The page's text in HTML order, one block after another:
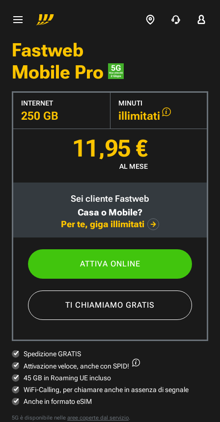
Fastweb
Mobile Pro
INTERNET
250 GB
MINUTI
illimitati
11,95 €
AL MESE
Sei cliente Fastweb
Casa o Mobile?
Per te, giga illimitati
ATTIVA ONLINE
TI CHIAMIAMO GRATIS
Spedizione GRATIS
Attivazione veloce, anche con SPID!
45 GB in Roaming UE incluso
WiFi-Calling, per chiamare anche in assenza di segnale
Anche in formato eSIM
5G è disponibile nelle aree coperte dal servizio.